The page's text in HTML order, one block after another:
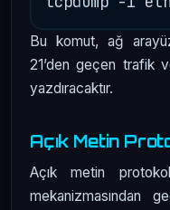
Bu komut, ağ
21’den geçen trafik
yazdıracaktır.
Açık Metin
Açık metin
mekanizmasından